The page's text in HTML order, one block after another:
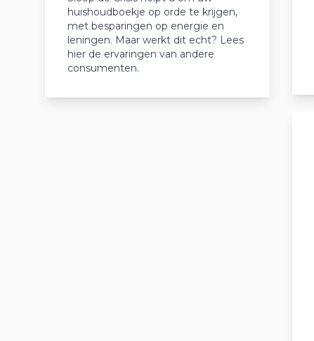
huishoudboekje op orde te krijgen,
met besparingen op energie en
leningen. Maar werkt dit echt? Lees
hier de ervaringen van andere
consumenten.